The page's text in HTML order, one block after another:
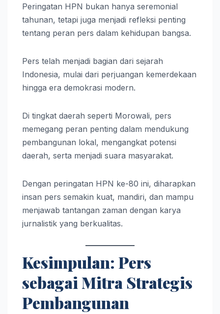
Peringatan HPN bukan hanya seremonial
tahunan, tetapi juga menjadi refleksi penting
tentang peran pers dalam kehidupan bangsa.
Pers telah menjadi bagian dari sejarah
Indonesia, mulai dari perjuangan kemerdekaan
hingga era demokrasi modern.
Di tingkat daerah seperti Morowali, pers
memegang peran penting dalam mendukung
pembangunan lokal, mengangkat potensi
daerah, serta menjadi suara masyarakat.
Dengan peringatan HPN ke-80 ini, diharapkan
insan pers semakin kuat, mandiri, dan mampu
menjawab tantangan zaman dengan karya
jurnalistik yang berkualitas.
Kesimpulan: Pers
sebagai Mitra Strategis
Pembangunan